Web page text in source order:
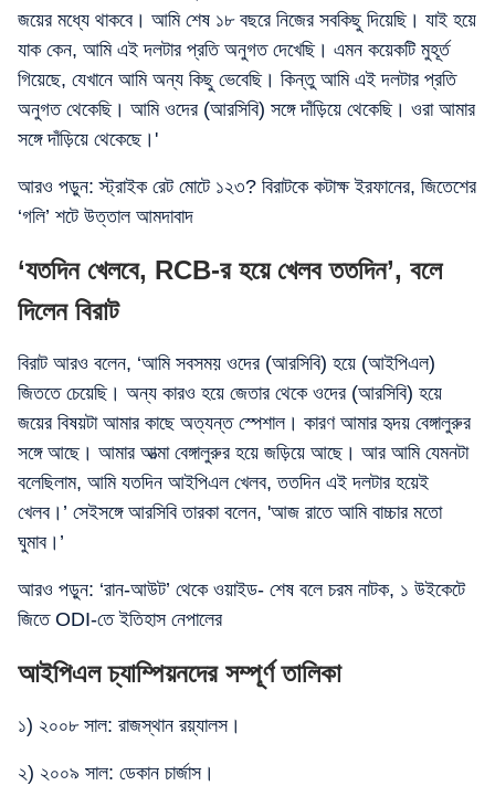
জয়ের মধ্যে থাকবে। আমি শেষ ১৮ বছরে নিজের সবকিছু দিয়েছি। যাই হয়ে
যাক কেন, আমি এই দলটার প্রতি অনুগত দেখেছি। এমন কয়েকটি মুহূর্ত
গিয়েছে, যেখানে আমি অন্য কিছু ভেবেছি। কিন্তু আমি এই দলটার প্রতি
অনুগত থেকেছি। আমি ওদের (আরসিবি) সঙ্গে দাঁড়িয়ে থেকেছি। ওরা আমার
সঙ্গে দাঁড়িয়ে থেকেছে।'
আরও পড়ুন: স্ট্রাইক রেট মোটে ১২৩? বিরাটকে কটাক্ষ ইরফানের, জিতেশের
‘গলি’ শটে উত্তাল আমদাবাদ
‘যতদিন খেলবে, RCB-র হয়ে খেলব ততদিন’, বলে
দিলেন বিরাট
বিরাট আরও বলেন, ‘আমি সবসময় ওদের (আরসিবি) হয়ে (আইপিএল)
জিততে চেয়েছি। অন্য কারও হয়ে জেতার থেকে ওদের (আরসিবি) হয়ে
জয়ের বিষয়টা আমার কাছে অত্যন্ত স্পেশাল। কারণ আমার হৃদয় বেঙ্গালুরুর
সঙ্গে আছে। আমার আত্মা বেঙ্গালুরুর হয়ে জড়িয়ে আছে। আর আমি যেমনটা
বলেছিলাম, আমি যতদিন আইপিএল খেলব, ততদিন এই দলটার হয়েই
খেলব।’ সেইসঙ্গে আরসিবি তারকা বলেন, 'আজ রাতে আমি বাচ্চার মতো
ঘুমাব।’
আরও পড়ুন: ‘রান-আউট’ থেকে ওয়াইড- শেষ বলে চরম নাটক, ১ উইকেটে
জিতে ODI-তে ইতিহাস নেপালের
আইপিএল চ্যাম্পিয়নদের সম্পূর্ণ তালিকা
১) ২০০৮ সাল: রাজস্থান রয়্যালস।
২) ২০০৯ সাল: ডেকান চার্জাস।